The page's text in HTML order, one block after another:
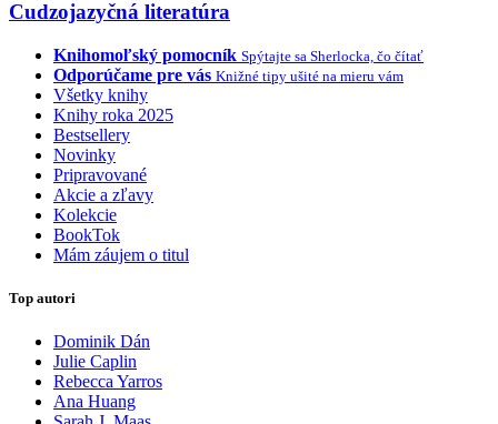
Cudzojazyčná literatúra
Knihomoľský pomocník Spýtajte sa Sherlocka, čo čítať
Odporúčame pre vás Knižné tipy ušité na mieru vám
Všetky knihy
Knihy roka 2025
Bestsellery
Novinky
Pripravované
Akcie a zľavy
Kolekcie
BookTok
Mám záujem o titul
Top autori
Dominik Dán
Julie Caplin
Rebecca Yarros
Ana Huang